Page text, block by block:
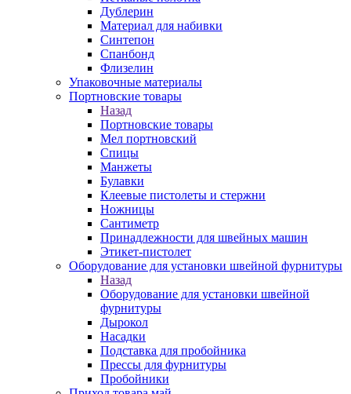
Дублерин
Материал для набивки
Синтепон
Спанбонд
Флизелин
Упаковочные материалы
Портновские товары
Назад
Портновские товары
Мел портновский
Спицы
Манжеты
Булавки
Клеевые пистолеты и стержни
Ножницы
Сантиметр
Принадлежности для швейных машин
Этикет-пистолет
Оборудование для установки швейной фурнитуры
Назад
Оборудование для установки швейной
фурнитуры
Дырокол
Насадки
Подставка для пробойника
Прессы для фурнитуры
Пробойники